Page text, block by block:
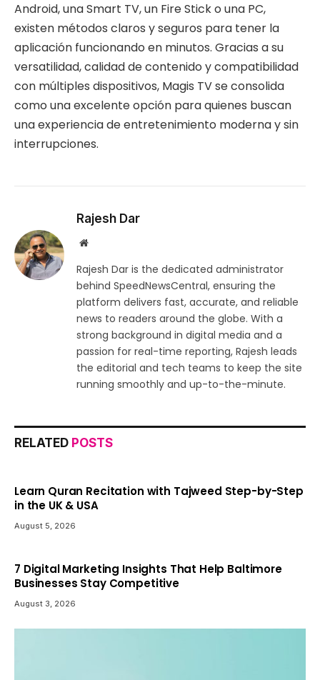
Android, una Smart TV, un Fire Stick o una PC,
existen métodos claros y seguros para tener la
aplicación funcionando en minutos. Gracias a su
versatilidad, calidad de contenido y compatibilidad
con múltiples dispositivos, Magis TV se consolida
como una excelente opción para quienes buscan
una experiencia de entretenimiento moderna y sin
interrupciones.
Rajesh Dar
Website
Rajesh Dar is the dedicated administrator
behind SpeedNewsCentral, ensuring the
platform delivers fast, accurate, and reliable
news to readers around the globe. With a
strong background in digital media and a
passion for real-time reporting, Rajesh leads
the editorial and tech teams to keep the site
running smoothly and up-to-the-minute.
RELATED POSTS
Learn Quran Recitation with Tajweed Step-by-Step
in the UK & USA
August 5, 2026
7 Digital Marketing Insights That Help Baltimore
Businesses Stay Competitive
August 3, 2026